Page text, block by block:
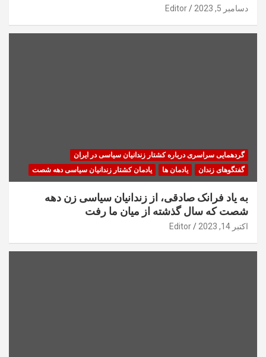
دسامبر 5, 2023 Editor
گردهمایی سراسری درباره کشتار زندانیان سیاسی در ایران
گفتگوهای زندان
یادمان ها یادمان کشتار زندانیان سیاسی دهه شصت
به یاد فرانک صادقی، از زندانیان سیاسی زن دهه
شصت که سال گذشته از میان ما رفت
اکتبر 14, 2023 Editor